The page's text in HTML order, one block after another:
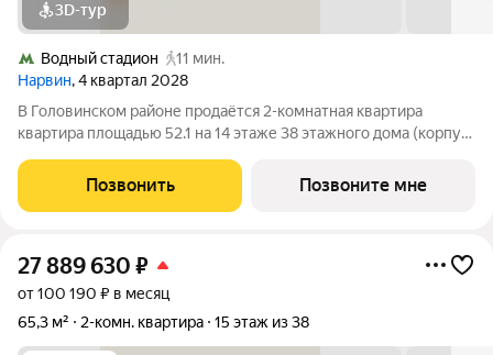
3D-тур
Водный стадион
11 мин.
Нарвин, 4 квартал 2028
В Головинском районе продаётся 2-комнатная квартира
квартира площадью 52.1 на 14 этаже 38 этажного дома (корпус
10 минут пешком до станции метро «Водный стадион» и 20
минут до МЦК «Коптево».
Позвонить Позвоните мне
27 889 630 ₽
от 100 190 ₽ в месяц
65,3 м²
2-комн. квартира 15 этаж из 38